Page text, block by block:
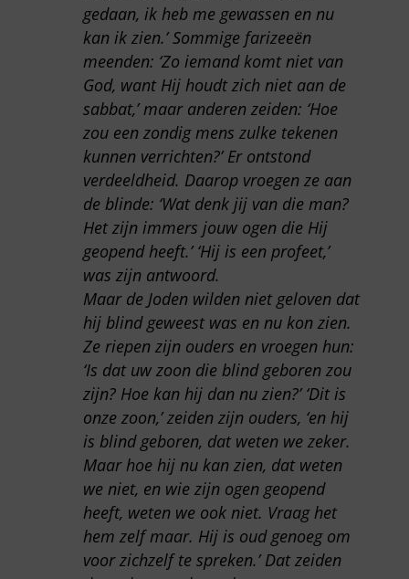
gedaan, ik heb me gewassen en nu
kan ik zien.’ Sommige farizeeën
meenden: ‘Zo iemand komt niet van
God, want Hij houdt zich niet aan de
sabbat,’ maar anderen zeiden: ‘Hoe
zou een zondig mens zulke tekenen
kunnen verrichten?’ Er ontstond
verdeeldheid. Daarop vroegen ze aan
de blinde: ‘Wat denk jij van die man?
Het zijn immers jouw ogen die Hij
geopend heeft.’ ‘Hij is een profeet,’
was zijn antwoord.
Maar de Joden wilden niet geloven dat
hij blind geweest was en nu kon zien.
Ze riepen zijn ouders en vroegen hun:
‘Is dat uw zoon die blind geboren zou
zijn? Hoe kan hij dan nu zien?’ ‘Dit is
onze zoon,’ zeiden zijn ouders, ‘en hij
is blind geboren, dat weten we zeker.
Maar hoe hij nu kan zien, dat weten
we niet, en wie zijn ogen geopend
heeft, weten we ook niet. Vraag het
hem zelf maar. Hij is oud genoeg om
voor zichzelf te spreken.’ Dat zeiden